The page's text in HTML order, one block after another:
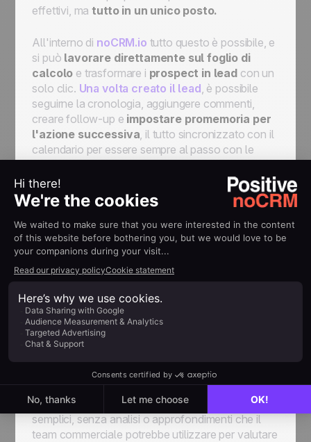
effettivi, matutto in un unico posto.
All'interno di noCRM.io tutto questo è possibile, e
si può lavorare direttamente sul foglio di
calcolo e trasformare i prospect in lead con un
solo clic. Una volta creato il lead, è possibile
seguirne la cronologia, aggiungere commenti,
creare follow-up e impostare promemoria per
l'azione successiva, il tutto sincronizzato con il
calendario per essere sempre al passo con le
Se desideri semplificare il tuo processo di lavoro e
Sostituisci Excel con la soluzione moderna di
noCRM.io!
Foglio di calcolo 2.0: più
efficace e semplice da
usare per fare
prospecting
Il foglio di calcolo Excel offre unavisione
diretta dei dati
. Infatti, mostra solo i dati
semplici, senza analisi o approfondimenti che il
team commerciale potrebbe utilizzare per valutare